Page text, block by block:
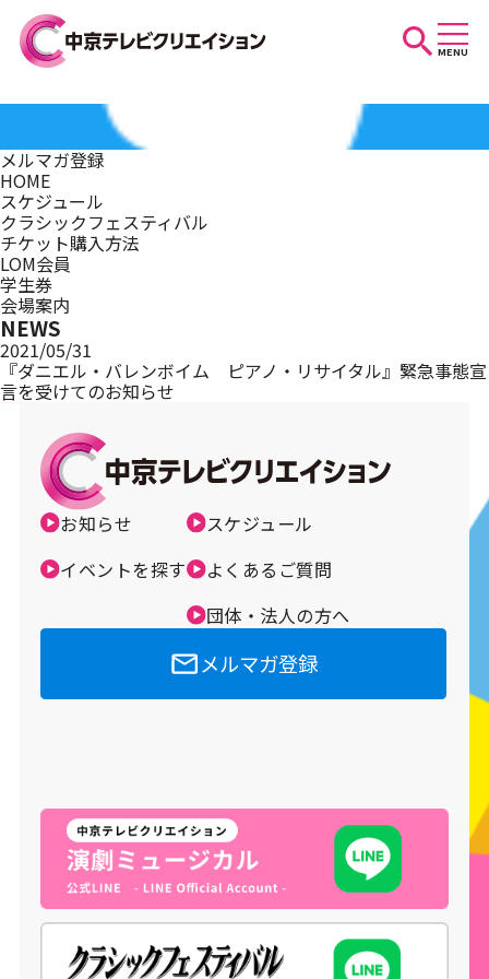
MENU
お知らせ
スケジュール
イベントを探す
団体・法人の方へ
メルマガ登録
メルマガ登録
HOME
スケジュール
クラシックフェスティバル
チケット購入方法
LOM会員
学生券
会場案内
NEWS
2021/05/31
『ダニエル・バレンボイム ピアノ・リサイタル』緊急事態宣
言を受けてのお知らせ
お知らせ
イベントを探す
スケジュール
よくあるご質問
団体・法人の方へ
メルマガ登録